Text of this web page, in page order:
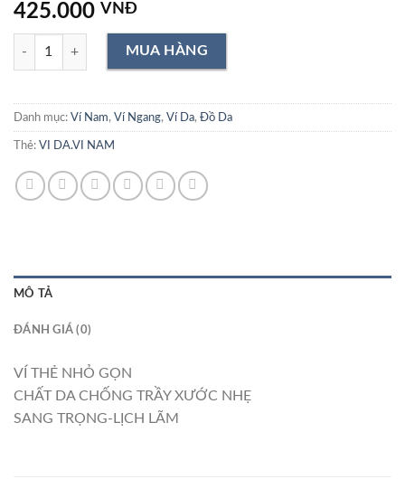
425.000 VNĐ
VÍ NAM 220 số lượng
Danh mục: Ví Nam, Ví Ngang, Ví Da, Đồ Da
Thẻ: VI DA.VI NAM
MÔ TẢ
ĐÁNH GIÁ (0)
VÍ THẺ NHỎ GỌN
CHẤT DA CHỐNG TRẦY XƯỚC NHẸ
SANG TRỌNG-LỊCH LÃM